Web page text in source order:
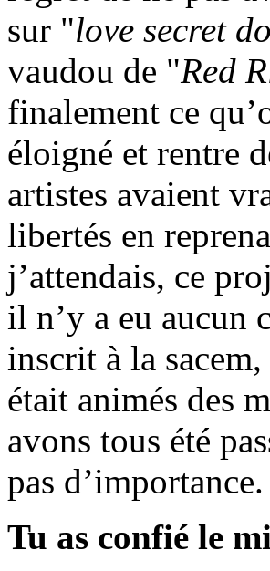
sur "love secret
vaudou de "Red
finalement ce
éloigné et rentre
artistes avaient
libertés en
j’attendais, ce
il n’y a eu aucun
inscrit à la
était animés des
avons tous été
pas d’importance.
Tu as confié le